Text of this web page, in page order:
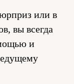
или в
вы всегда
и